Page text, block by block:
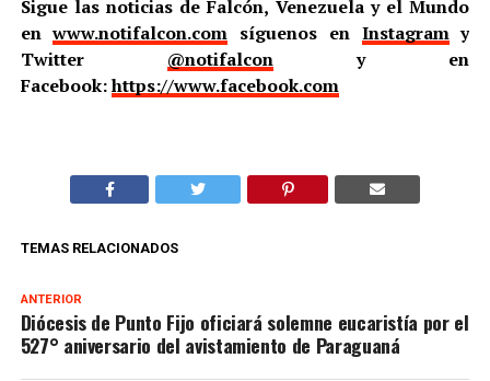
Sigue las noticias de Falcón, Venezuela y el Mundo
enwww.notifalcon.com síguenos en Instagramy
Twitter @notifalcony en
Facebook:https://www.facebook.com
TEMAS RELACIONADOS
ANTERIOR
Diócesis de Punto Fijo oficiará solemne eucaristía por el
527° aniversario del avistamiento de Paraguaná